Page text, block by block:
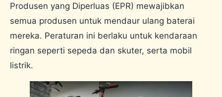
Produsen yang Diperluas (EPR) mewajibkan
semua produsen untuk mendaur ulang baterai
mereka. Peraturan ini berlaku untuk kendaraan
ringan seperti sepeda dan skuter, serta mobil
listrik.